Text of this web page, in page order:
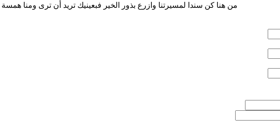
من هنا كن سندا لمسيرتنا وازرع بذور الخير فبعينيك تريد أن ترى ومنا همسة